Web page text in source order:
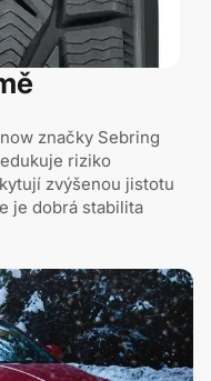
značky Sebring
riziko
zvýšenou jistotu
je dobrá stabilita